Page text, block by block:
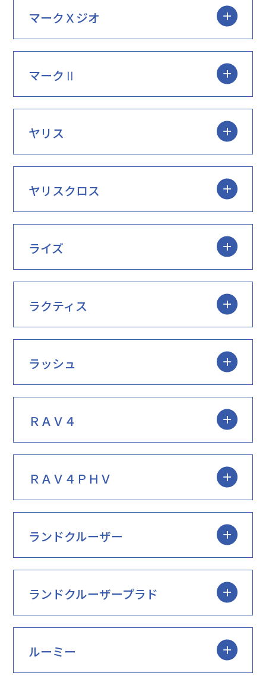
マークＸジオ
マークⅡ
ヤリス
ヤリスクロス
ライズ
ラクティス
ラッシュ
ＲＡＶ４
ＲＡＶ４ＰＨＶ
ランドクルーザー
ランドクルーザープラド
ルーミー